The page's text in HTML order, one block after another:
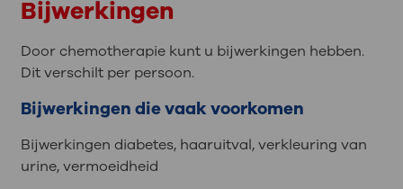
Bijwerkingen
Door chemotherapie kunt u bijwerkingen hebben.
Dit verschilt per persoon.
Bijwerkingen die vaak voorkomen
Bijwerkingen diabetes, haaruitval, verkleuring van
urine, vermoeidheid